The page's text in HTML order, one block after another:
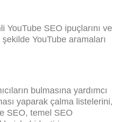
YouTube SEO ipuçlarını ve
YouTube aramaları
bulmasına yardımcı
yaparak çalma listelerini,
SEO, temel SEO